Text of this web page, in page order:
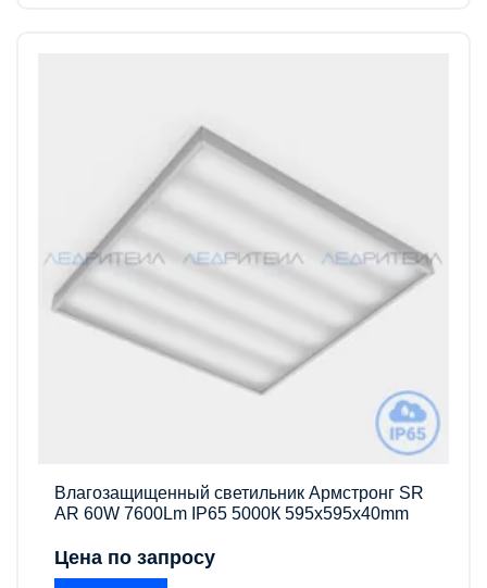
Влагозащищенный светильник Армстронг SR
AR 60W 7600Lm IP65 5000К 595x595x40mm
Цена по запросу